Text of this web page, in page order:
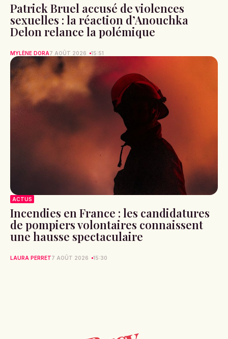
Patrick Bruel accusé de violences
sexuelles : la réaction d’Anouchka
Delon relance la polémique
MYLÈNE DORA7 AOÛT 2026 15:51
ACTUS
Incendies en France : les candidatures
de pompiers volontaires connaissent
une hausse spectaculaire
LAURA PERRET7 AOÛT 2026 15:30